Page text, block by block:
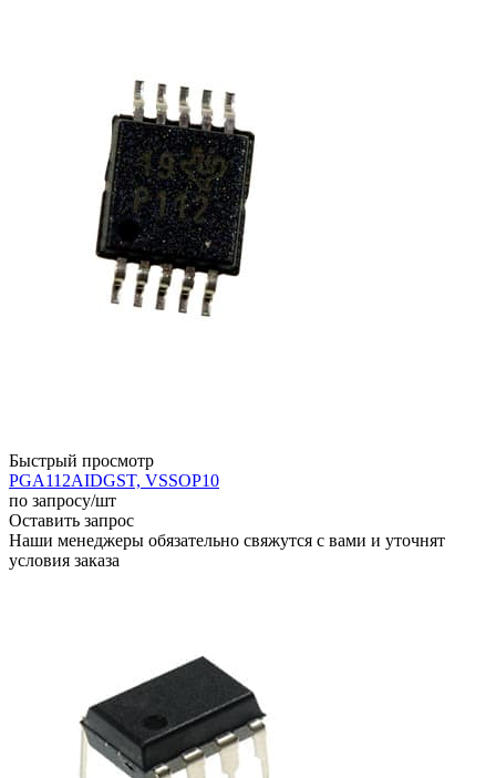
Быстрый просмотр
PGA112AIDGST, VSSOP10
по запросу/шт
Оставить запрос
Наши менеджеры обязательно свяжутся с вами и уточнят
условия заказа